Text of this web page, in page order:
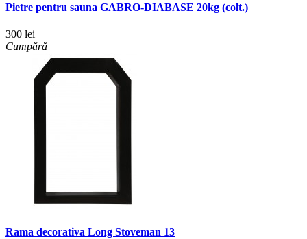
Pietre pentru sauna GABRO-DIABASE 20kg (colt.)
300 lei
Cumpără
Rama decorativa Long Stoveman 13